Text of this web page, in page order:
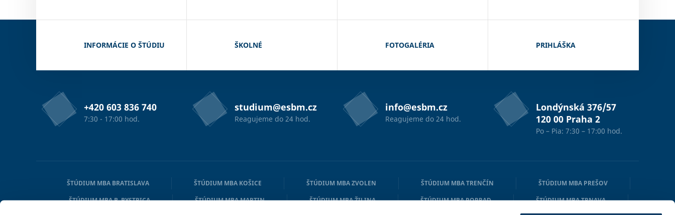
INFORMÁCIE O ŠTÚDIU ŠKOLNÉ FOTOGALÉRIA PRIHLÁŠKA
+420 603 836 740
7:30 - 17:00 hod.
studium@esbm.cz
Reagujeme do 24 hod.
info@esbm.cz
Reagujeme do 24 hod.
Londýnská 376/57
120 00 Praha 2
Po – Pia: 7:30 – 17:00 hod.
ŠTÚDIUM MBA BRATISLAVA ŠTÚDIUM MBA KOŠICE ŠTÚDIUM MBA ZVOLEN ŠTÚDIUM MBA TRENČÍN
ŠTÚDIUM MBA PREŠOV
ŠTÚDIUM MBA B. BYSTRICA
ŠTÚDIUM MBA MARTIN ŠTÚDIUM MBA ŽILINA ŠTÚDIUM MBA POPRAD
ŠTÚDIUM MBA TRNAVA